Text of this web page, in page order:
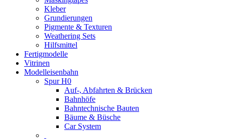
Kleber
Grundierungen
Pigmente & Texturen
Weathering Sets
Hilfsmittel
Fertigmodelle
Vitrinen
Modelleisenbahn
Spur H0
Auf-, Abfahrten & Brücken
Bahnhöfe
Bahntechnische Bauten
Bäume & Büsche
Car System